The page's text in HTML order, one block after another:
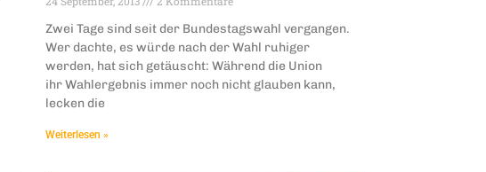
Zwei Tage sind seit der Bundestagswahl vergangen.
Wer dachte, es würde nach der Wahl ruhiger
werden, hat sich getäuscht: Während die Union
ihr Wahlergebnis immer noch nicht glauben kann,
lecken die
Weiterlesen »